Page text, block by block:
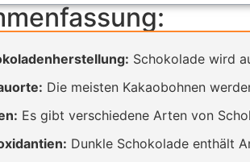
Schokolade wird
Die meisten Kakaobohnen
Es gibt verschiedene Arten von
Dunkle Schokolade enthält